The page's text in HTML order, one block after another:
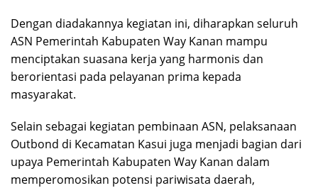
Dengan diadakannya kegiatan ini, diharapkan seluruh
ASN Pemerintah Kabupaten Way Kanan mampu
menciptakan suasana kerja yang harmonis dan
berorientasi pada pelayanan prima kepada
masyarakat.
Selain sebagai kegiatan pembinaan ASN, pelaksanaan
Outbond di Kecamatan Kasui juga menjadi bagian dari
upaya Pemerintah Kabupaten Way Kanan dalam
memperomosikan potensi pariwisata daerah,